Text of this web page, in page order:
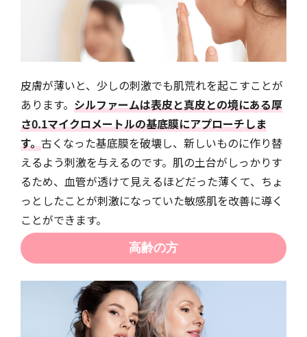
皮膚が薄いと、少しの刺激でも肌荒れを起こすことが
あります。 シルファームは表皮と真皮との境にある厚
さ0.1マイクロメートルの基底膜にアプローチしま
す。古くなった基底膜を破壊し、新しいものに作り替
えるよう刺激を与えるのです。肌の土台がしっかりす
るため、血管が透けて見えるほどだった薄くて、ちょ
っとしたことが刺激になっていた敏感肌を改善に導く
ことができます。
高齢の方